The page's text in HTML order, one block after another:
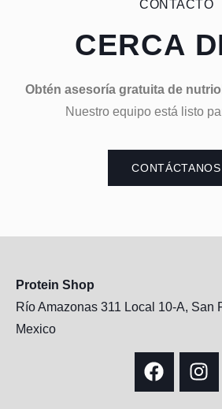
CONTACTO
CERCA
Obtén asesoría gratuita de
Nuestro equipo está listo
CONTÁCTANOS
Protein Shop
Río Amazonas 311 Local 10-A, San
Mexico